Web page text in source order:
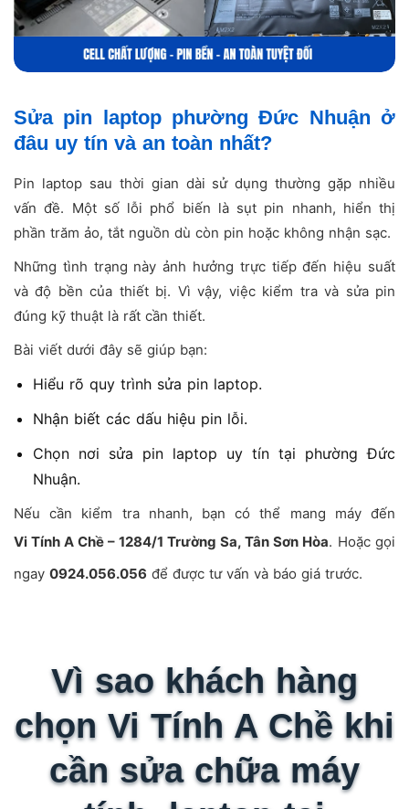
Sửa pin laptop phường Đức Nhuận ở
đâu uy tín và an toàn nhất?
Pin laptop sau thời gian dài sử dụng thường gặp nhiều
vấn đề. Một số lỗi phổ biến là sụt pin nhanh, hiển thị
phần trăm ảo, tắt nguồn dù còn pin hoặc không nhận sạc.
Những tình trạng này ảnh hưởng trực tiếp đến hiệu suất
và độ bền của thiết bị. Vì vậy, việc kiểm tra và sửa pin
đúng kỹ thuật là rất cần thiết.
Bài viết dưới đây sẽ giúp bạn:
Hiểu rõ quy trình sửa pin laptop.
Nhận biết các dấu hiệu pin lỗi.
Chọn nơi sửa pin laptop uy tín tại phường Đức
Nhuận.
Nếu cần kiểm tra nhanh, bạn có thể mang máy đến
Vi Tính A Chề – 1284/1 Trường Sa, Tân Sơn Hòa. Hoặc gọi
ngay 0924.056.056 để được tư vấn và báo giá trước.
Vì sao khách hàng
chọn Vi Tính A Chề khi
cần sửa chữa máy